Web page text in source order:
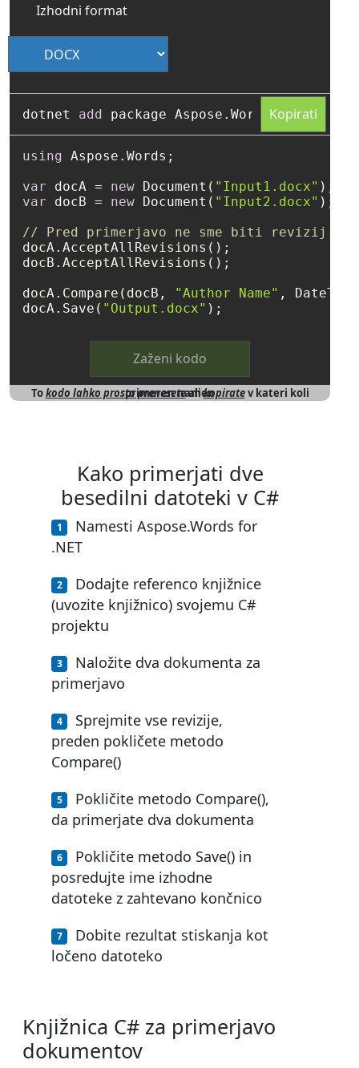
Izhodni format
dotnet add Kopirati
using Aspose.Words;
var docA = new Document( "Input1.docx"
var docB = new Document( "Input2.docx" );
// Pred primerjavo ne sme biti revizij.
docA.AcceptAllRevisions();
docB.AcceptAllRevisions();
docA.Compare(docB,
"Author Name" ,
docA.Save( "Output.docx"
Zaženi kodo
Tokodo lahko prosto prenesetealikopirate
v kateri koli primeren namen
Kako primerjati dve
besedilni datoteki v C#
Namesti Aspose.Words for
.NET
Dodajte referenco knjižnice
(uvozite knjižnico) svojemu C#
projektu
Naložite dva dokumenta za
primerjavo
Sprejmite vse revizije,
preden pokličete metodo
Compare()
Pokličite metodo Compare(),
da primerjate dva dokumenta
Pokličite metodo Save() in
posredujte ime izhodne
datoteke z zahtevano končnico
Dobite rezultat stiskanja kot
ločeno datoteko
Knjižnica C# za primerjavo
dokumentov